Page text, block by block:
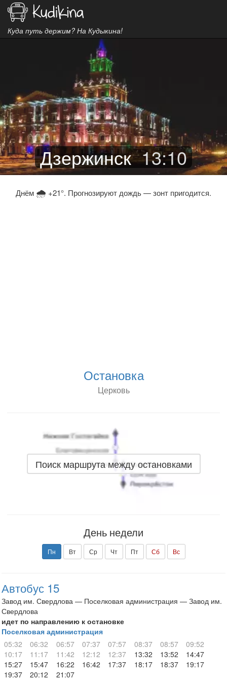
Куда путь держим? На Кудыкина!
Дзержинск 13:10
Днём 🌧 +21°. Прогнозируют дождь — зонт пригодится.
Остановка
Церковь
Поиск маршрута между остановками
День недели
Пн Вт Ср Чт Пт Сб Вс
Автобус 15
Завод им. Свердлова — Поселковая администрация — Завод им.
Свердлова
идет по направлению к остановке
Поселковая администрация
05:32
06:32 06:57 07:37 07:57 08:37 08:57
09:52
10:17
11:17 11:42 12:12 12:37 13:32 13:52
14:47
15:27
15:47 16:22 16:42 17:37 18:17 18:37
19:17
19:37
20:12 21:07